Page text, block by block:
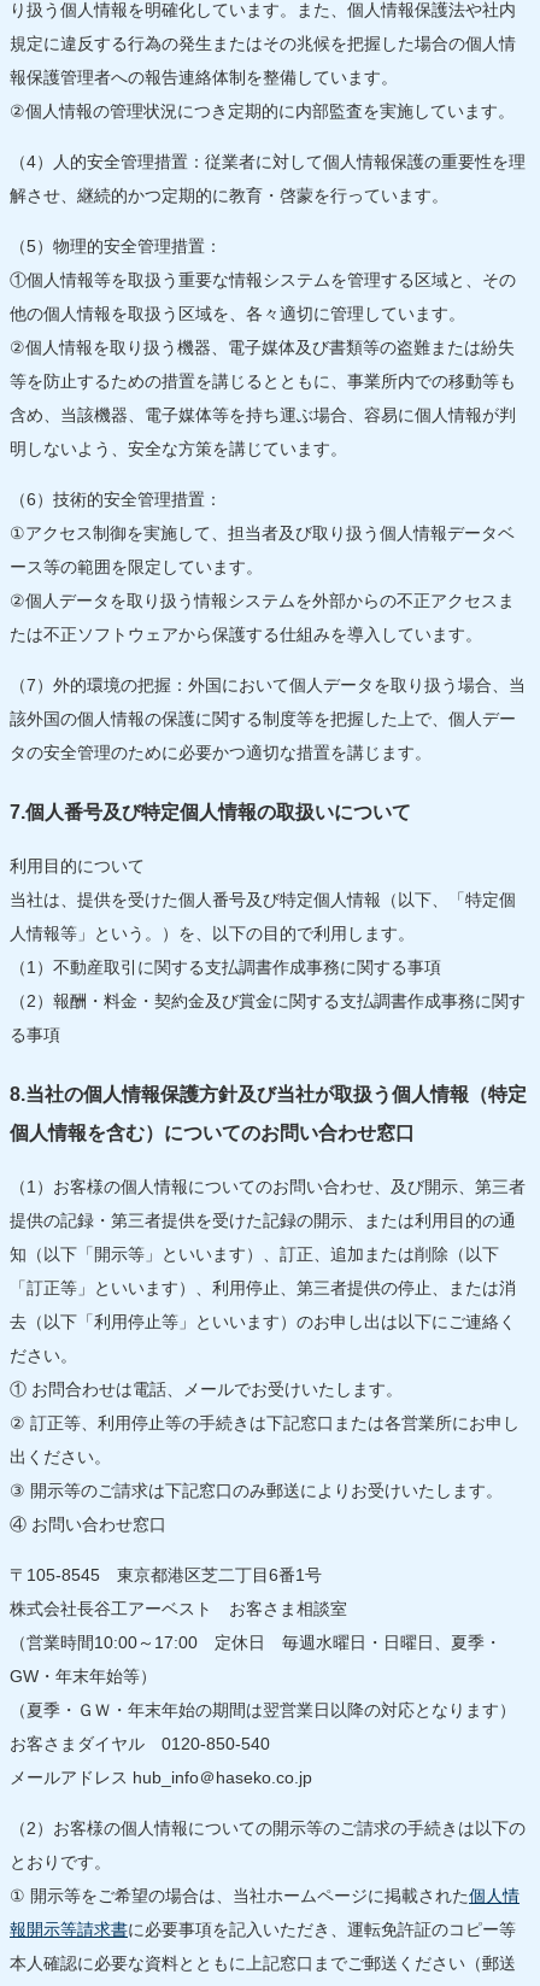
り扱う個人情報を明確化しています。また、個人情報保護法や社内
規定に違反する行為の発生またはその兆候を把握した場合の個人情
報保護管理者への報告連絡体制を整備しています。
②個人情報の管理状況につき定期的に内部監査を実施しています。
（4）人的安全管理措置：従業者に対して個人情報保護の重要性を理
解させ、継続的かつ定期的に教育・啓蒙を行っています。
（5）物理的安全管理措置：
①個人情報等を取扱う重要な情報システムを管理する区域と、その
他の個人情報を取扱う区域を、各々適切に管理しています。
②個人情報を取り扱う機器、電子媒体及び書類等の盗難または紛失
等を防止するための措置を講じるとともに、事業所内での移動等も
含め、当該機器、電子媒体等を持ち運ぶ場合、容易に個人情報が判
明しないよう、安全な方策を講じています。
（6）技術的安全管理措置：
①アクセス制御を実施して、担当者及び取り扱う個人情報データベ
ース等の範囲を限定しています。
②個人データを取り扱う情報システムを外部からの不正アクセスま
たは不正ソフトウェアから保護する仕組みを導入しています。
（7）外的環境の把握：外国において個人データを取り扱う場合、当
該外国の個人情報の保護に関する制度等を把握した上で、個人デー
タの安全管理のために必要かつ適切な措置を講じます。
7.個人番号及び特定個人情報の取扱いについて
利用目的について
当社は、提供を受けた個人番号及び特定個人情報（以下、「特定個
人情報等」という。）を、以下の目的で利用します。
（1）不動産取引に関する支払調書作成事務に関する事項
（2）報酬・料金・契約金及び賞金に関する支払調書作成事務に関す
る事項
8.当社の個人情報保護方針及び当社が取扱う個人情報（特定
個人情報を含む）についてのお問い合わせ窓口
（1）お客様の個人情報についてのお問い合わせ、及び開示、第三者
提供の記録・第三者提供を受けた記録の開示、または利用目的の通
知（以下「開示等」といいます）、訂正、追加または削除（以下
「訂正等」といいます）、利用停止、第三者提供の停止、または消
去（以下「利用停止等」といいます）のお申し出は以下にご連絡く
ださい。
① お問合わせは電話、メールでお受けいたします。
② 訂正等、利用停止等の手続きは下記窓口または各営業所にお申し
出ください。
③ 開示等のご請求は下記窓口のみ郵送によりお受けいたします。
④ お問い合わせ窓口
〒105-8545 東京都港区芝二丁目6番1号
株式会社長谷工アーベスト お客さま相談室
（営業時間10:00～17:00 定休日 毎週水曜日・日曜日、夏季・
GW・年末年始等）
（夏季・ＧＷ・年末年始の期間は翌営業日以降の対応となります）
お客さまダイヤル 0120-850-540
メールアドレス hub_info＠haseko.co.jp
（2）お客様の個人情報についての開示等のご請求の手続きは以下の
とおりです。
① 開示等をご希望の場合は、当社ホームページに掲載された個人情
報開示等請求書に必要事項を記入いただき、運転免許証のコピー等
本人確認に必要な資料とともに上記窓口までご郵送ください（郵送